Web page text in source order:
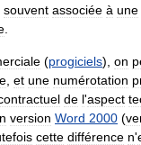
souvent associée à une
(progiciels), on
et une numérotation
de l'aspect
version Word 2000 (
cette différence n'